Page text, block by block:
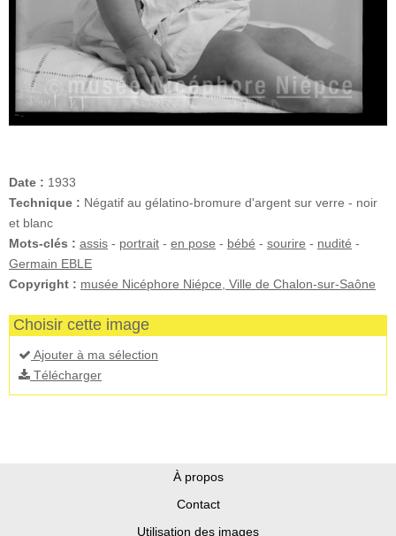
Date : 1933
Technique : Négatif au gélatino-bromure d'argent sur verre - noir
et blanc
Mots-clés : assis - portrait - en pose - bébé - sourire - nudité -
Germain EBLE
Copyright : musée Nicéphore Niépce, Ville de Chalon-sur-Saône
Choisir cette image
Ajouter à ma sélection
Télécharger
À propos
Contact
Utilisation des images